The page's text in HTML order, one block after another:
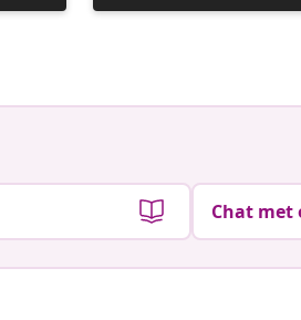
gepubliceerd
Chat met